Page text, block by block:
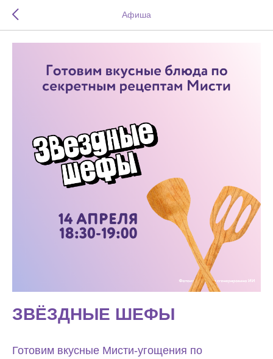
Афиша
ЗВЁЗДНЫЕ ШЕФЫ
Готовим вкусные Мисти-угощения по